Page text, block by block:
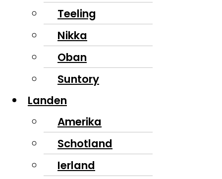
Teeling
Nikka
Oban
Suntory
Landen
Amerika
Schotland
Ierland